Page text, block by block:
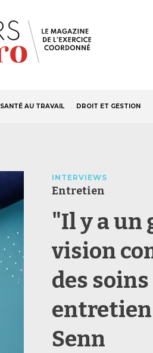
S'ABONNER
principale
SANTÉ AU TRAVAIL DROIT ET GESTION
INTERVIEWS
Entretien
"Il y a un
vision
des
entretien
Senn